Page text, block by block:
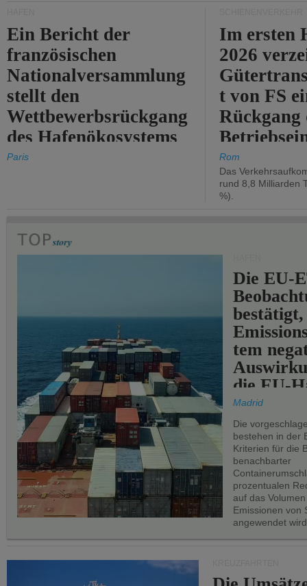
Ein Bericht der
französischen
Nationalversammlung
stellt den
Wettbewerbsrückgang
des Hafenökosystems
des Staates fest.
Paris
Im ersten
2026
t von FS
Rückgang
um 2,7 %.
Rom
Das
rund 8,8 Milliarden
%).
Die EU-
bestätigt,
tem
die EU-
Madrid
Die
bestehen in der
Kriterien für die
benachbarter
prozentualen
auf das
Emissionen von
angewendet